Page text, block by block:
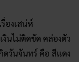
องเสน่ห์
งินไม่ติดขัด คล่องตัว
ดวันจันทร์ คือ สีแดง